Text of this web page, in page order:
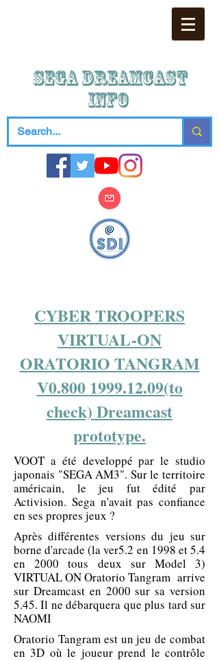
SEGA DREAMCAST
iNFO
CYBER TROOPERS
VIRTUAL-ON
ORATORIO TANGRAM
V0.800 1999.12.09(to
check) Dreamcast
prototype.
VOOT a été developpé par le studio
japonais "SEGA AM3". Sur le territoire
américain, le jeu fut édité par
Activision. Sega n'avait pas confiance
en ses propres jeux ?
Après différentes versions du jeu sur
borne d'arcade (la ver5.2 en 1998 et 5.4
en 2000 tous deux sur Model 3)
VIRTUAL ON Oratorio Tangram arrive
sur Dreamcast en 2000 sur sa version
5.45. Il ne débarquera que plus tard sur
NAOMI
Oratorio Tangram est un jeu de combat
en 3D où le joueur prend le contrôle